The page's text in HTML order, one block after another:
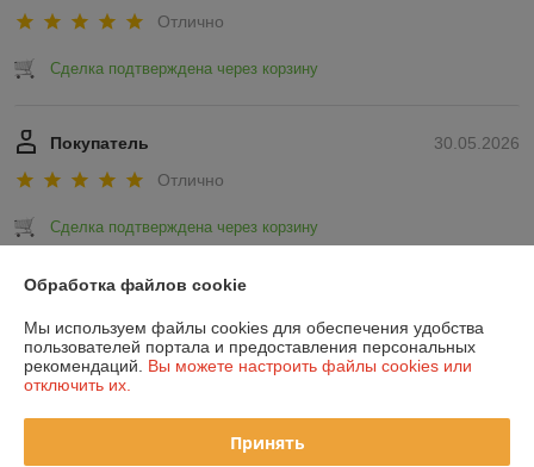
Отлично
Сделка подтверждена через корзину
30.05.2026
Покупатель
Отлично
Сделка подтверждена через корзину
Показать все отзывы
О нас
Контакты
Обработка файлов cookie
Мы используем файлы cookies для обеспечения удобства
пользователей портала и предоставления персональных
рекомендаций. Вы можете настроить файлы cookies или
отключить их.
Принять